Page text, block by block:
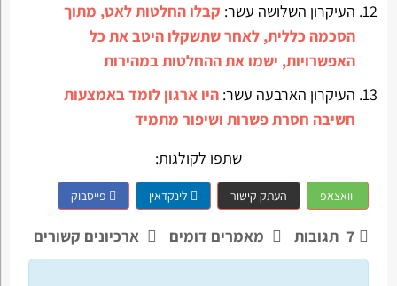
העיקרון השלושה עשר: קבלו החלטות לאט, מתוך
הסכמה כללית, לאחר שתשקלו היטב את כל
האפשרויות, ישמו את ההחלטות במהירות
העיקרון הארבעה עשר: היו ארגון לומד באמצעות
חשיבה חסרת פשרות ושיפור מתמיד
שתפו לקולגות:
וואצאפ העתק קישור לינקדאין פייסבוק
7 תגובות מאמרים דומים ארכיונים קשורים